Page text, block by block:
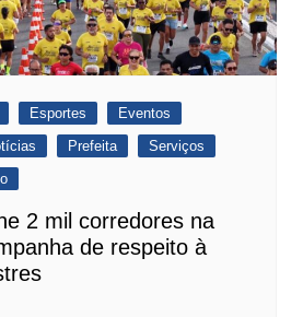
Esportes
Eventos
Prefeita
Serviços
2 mil corredores na
de respeito à